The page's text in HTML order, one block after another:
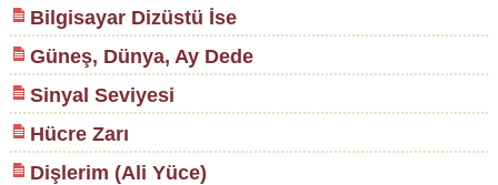
Bilgisayar Dizüstü İse
Güneş, Dünya, Ay Dede
Sinyal Seviyesi
Hücre Zarı
Dişlerim (Ali Yüce)